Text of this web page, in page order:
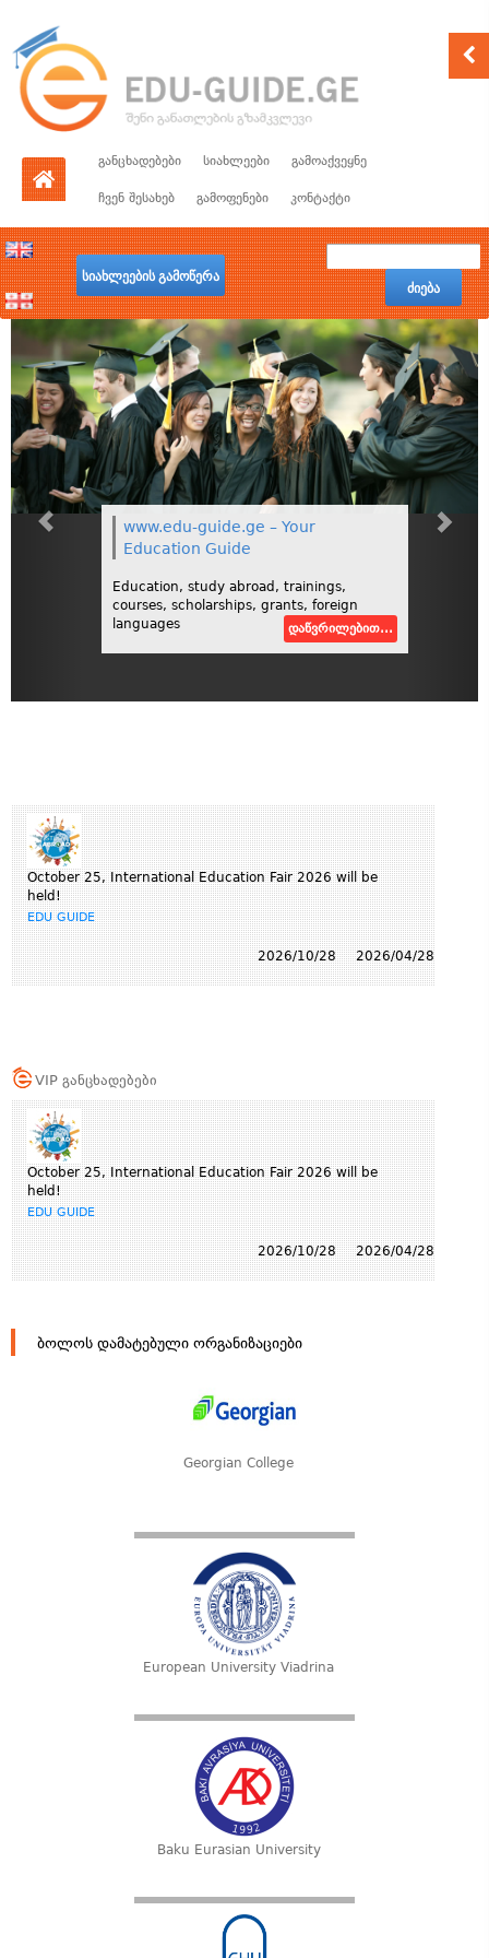
განცხადებები სიახლეები გამოაქვეყნე
ჩვენ შესახებ გამოფენები კონტაქტი
სიახლეების გამოწერა
ძიება
www.edu-guide.ge – Your
Education Guide
Education, study abroad, trainings,
courses, scholarships, grants, foreign
languages
დაწვრილებით...
October 25, International Education Fair 2026 will be
held!
EDU GUIDE
2026/04/28
2026/10/28
VIP განცხადებები
October 25, International Education Fair 2026 will be
held!
EDU GUIDE
2026/04/28
2026/10/28
ბოლოს დამატებული ორგანიზაციები
Georgian College
European University Viadrina
Baku Eurasian University